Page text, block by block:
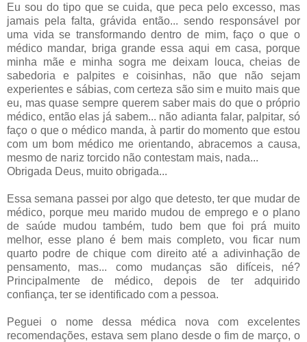
Eu sou do tipo que se cuida, que peca pelo excesso, mas
jamais pela falta, grávida então... sendo responsável por
uma vida se transformando dentro de mim, faço o que o
médico mandar, briga grande essa aqui em casa, porque
minha mãe e minha sogra me deixam louca, cheias de
sabedoria e palpites e coisinhas, não que não sejam
experientes e sábias, com certeza são sim e muito mais que
eu, mas quase sempre querem saber mais do que o próprio
médico, então elas já sabem... não adianta falar, palpitar, só
faço o que o médico manda, à partir do momento que estou
com um bom médico me orientando, abracemos a causa,
mesmo de nariz torcido não contestam mais, nada...
Obrigada Deus, muito obrigada...
Essa semana passei por algo que detesto, ter que mudar de
médico, porque meu marido mudou de emprego e o plano
de saúde mudou também, tudo bem que foi prá muito
melhor, esse plano é bem mais completo, vou ficar num
quarto podre de chique com direito até a adivinhação de
pensamento, mas... como mudanças são difíceis, né?
Principalmente de médico, depois de ter adquirido
confiança, ter se identificado com a pessoa.
Peguei o nome dessa médica nova com excelentes
recomendações, estava sem plano desde o fim de março, o